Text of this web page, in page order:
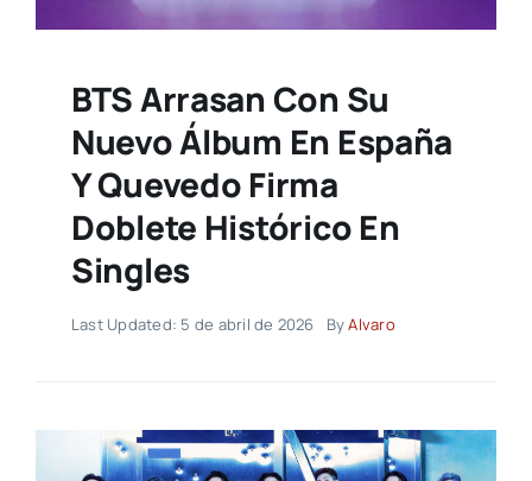
BTS Arrasan Con Su
Nuevo Álbum En España
Y Quevedo Firma
Doblete Histórico En
Singles
Last Updated: 5 de abril de 2026 ByAlvaro